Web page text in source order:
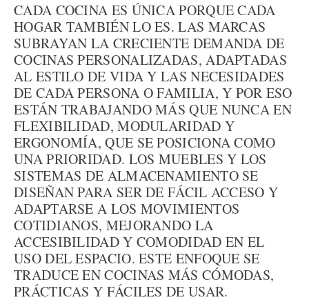
CADA COCINA ES ÚNICA PORQUE CADA
HOGAR TAMBIÉN LO ES. LAS MARCAS
SUBRAYAN LA CRECIENTE DEMANDA DE
COCINAS PERSONALIZADAS, ADAPTADAS
AL ESTILO DE VIDA Y LAS NECESIDADES
DE CADA PERSONA O FAMILIA, Y POR ESO
ESTÁN TRABAJANDO MÁS QUE NUNCA EN
FLEXIBILIDAD, MODULARIDAD Y
ERGONOMÍA, QUE SE POSICIONA COMO
UNA PRIORIDAD. LOS MUEBLES Y LOS
SISTEMAS DE ALMACENAMIENTO SE
DISEÑAN PARA SER DE FÁCIL ACCESO Y
ADAPTARSE A LOS MOVIMIENTOS
COTIDIANOS, MEJORANDO LA
ACCESIBILIDAD Y COMODIDAD EN EL
USO DEL ESPACIO. ESTE ENFOQUE SE
TRADUCE EN COCINAS MÁS CÓMODAS,
PRÁCTICAS Y FÁCILES DE USAR.